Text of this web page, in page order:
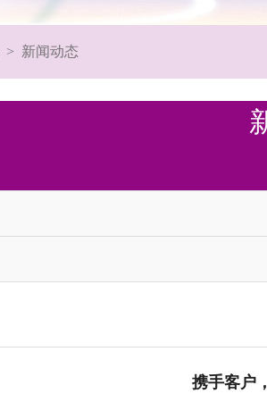
> 新闻动态
携手客户